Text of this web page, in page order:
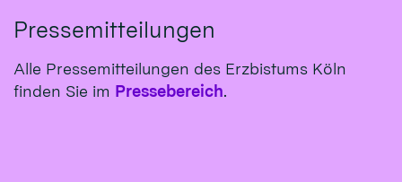
Pressemitteilungen
Alle Pressemitteilungen des Erzbistums Köln
finden Sie im Pressebereich.